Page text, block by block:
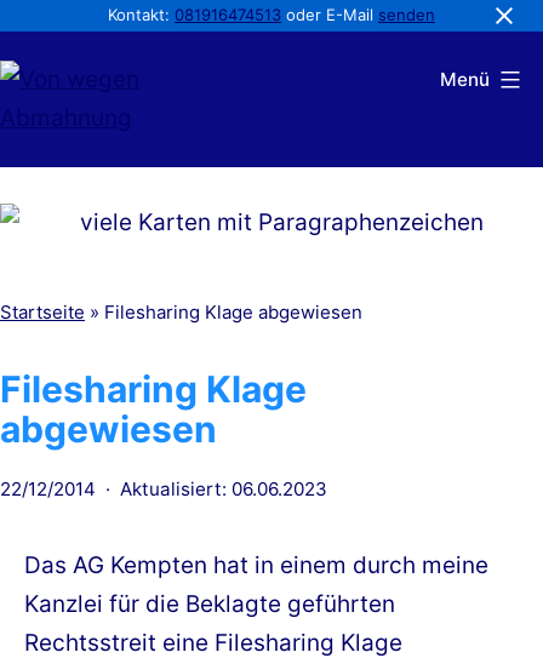
Kontakt: 081916474513 oder E-Mail senden
Inhalt
springen
Abmahnung
Menü
Startseite » Filesharing Klage abgewiesen
Filesharing Klage
abgewiesen
Veröffentlicht
22/12/2014 Aktualisiert: 06.06.2023
Das AG Kempten hat in einem durch meine
Kanzlei für die Beklagte geführten
Rechtsstreit eine Filesharing Klage